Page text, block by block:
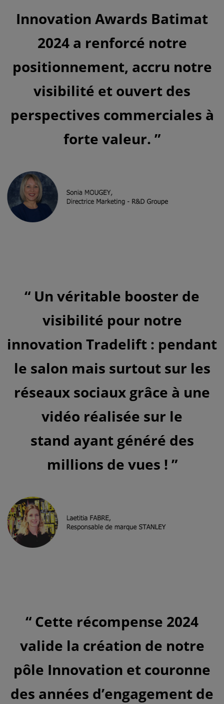
Innovation Awards Batimat
2024 a renforcé notre
positionnement, accru notre
visibilité et ouvert des
perspectives commerciales à
forte valeur.
Un véritable booster de
visibilité pour notre
innovation Tradelift : pendant
le salon mais surtout sur les
réseaux sociaux grâce à une
vidéo réalisée sur le
stand ayant généré des
millions de vues !
Cette récompense 2024
valide la création de notre
pôle Innovation et couronne
des années d’engagement de